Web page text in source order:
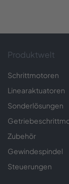
Produktwelt
Schrittmotoren
Linearaktuatoren
Sonderlösungen
Zubehör
Gewindespindel
Steuerungen